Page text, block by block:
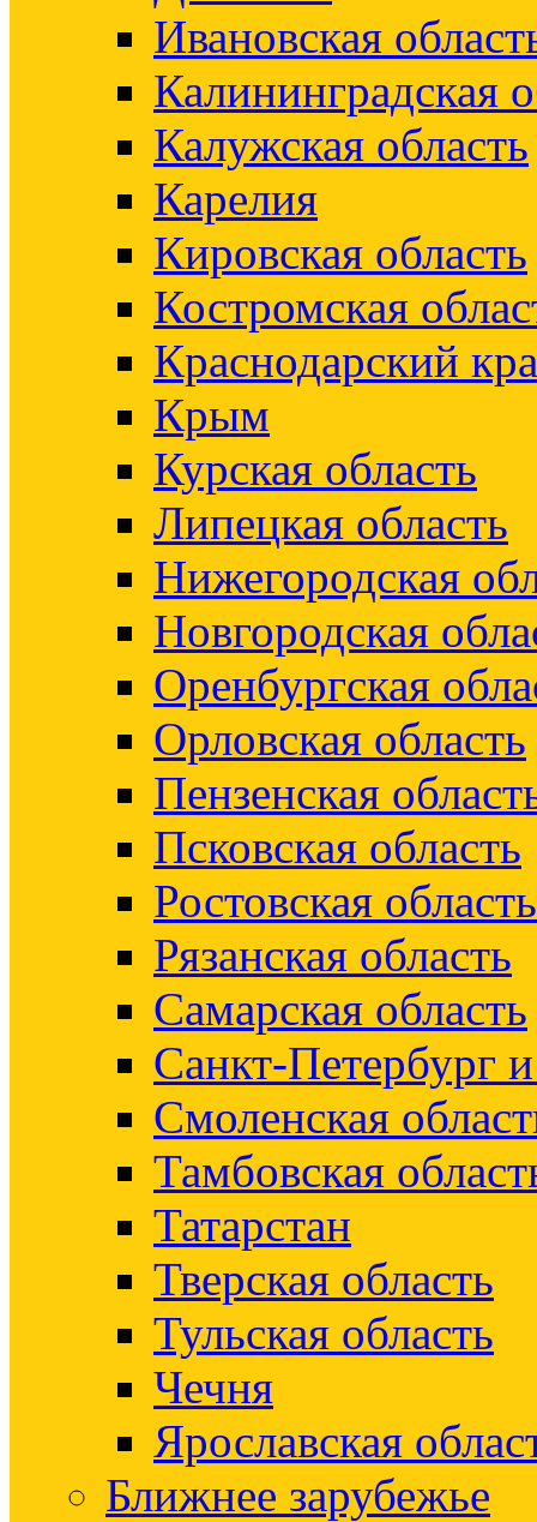
Ивановская
Калининградская
Калужская область
Карелия
Кировская область
Костромская
Краснодарский
Крым
Курская область
Липецкая область
Нижегородская
Новгородская
Оренбургская
Орловская область
Пензенская
Псковская область
Ростовская область
Рязанская область
Самарская область
Санкт-Петербург
Смоленская
Тамбовская
Татарстан
Тверская область
Тульская область
Чечня
Ярославская
Ближнее зарубежье